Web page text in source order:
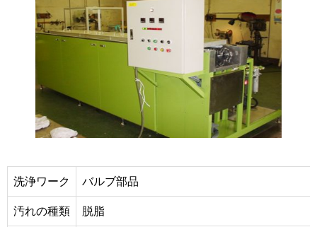
洗浄ワーク バルブ部品
汚れの種類 脱脂